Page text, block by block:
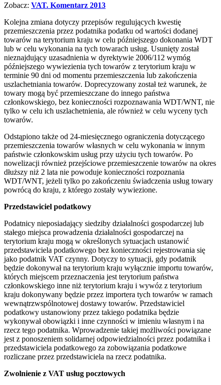
Zobacz: VAT. Komentarz 2013
Kolejna zmiana dotyczy przepisów regulujących kwestię
przemieszczenia przez podatnika podatku od wartości dodanej
towarów na terytorium kraju w celu późniejszego dokonania WDT
lub w celu wykonania na tych towarach usług. Usunięty został
nieznajdujący uzasadnienia w dyrektywie 2006/112 wymóg
późniejszego wywiezienia tych towarów z terytorium kraju w
terminie 90 dni od momentu przemieszczenia lub zakończenia
uszlachetniania towarów. Doprecyzowany został też warunek, że
towary mogą być przemieszczane do innego państwa
członkowskiego, bez konieczności rozpoznawania WDT/WNT, nie
tylko w celu ich uszlachetnienia, ale również w celu wyceny tych
towarów.
Odstąpiono także od 24-miesięcznego ograniczenia dotyczącego
przemieszczenia towarów własnych w celu wykonania w innym
państwie członkowskim usług przy użyciu tych towarów. Po
nowelizacji również przejściowe przemieszczenie towarów na okres
dłuższy niż 2 lata nie powoduje konieczności rozpoznania
WDT/WNT, jeżeli tylko po zakończeniu świadczenia usług towary
powrócą do kraju, z którego zostały wywiezione.
Przedstawiciel podatkowy
Podatnicy nieposiadający siedziby działalności gospodarczej lub
stałego miejsca prowadzenia działalności gospodarczej na
terytorium kraju mogą w określonych sytuacjach ustanowić
przedstawiciela podatkowego bez konieczności rejestrowania się
jako podatnik VAT czynny. Dotyczy to sytuacji, gdy podatnik
będzie dokonywał na terytorium kraju wyłącznie importu towarów,
których miejscem przeznaczenia jest terytorium państwa
członkowskiego inne niż terytorium kraju i wywóz z terytorium
kraju dokonywany będzie przez importera tych towarów w ramach
wewnątrzwspólnotowej dostawy towarów. Przedstawiciel
podatkowy ustanowiony przez takiego podatnika będzie
wykonywał obowiązki i inne czynności w imieniu własnym i na
rzecz tego podatnika. Wprowadzenie takiej możliwości powiązane
jest z ponoszeniem solidarnej odpowiedzialności przez podatnika i
przedstawiciela podatkowego za zobowiązania podatkowe
rozliczane przez przedstawiciela na rzecz podatnika.
Zwolnienie z VAT usług pocztowych